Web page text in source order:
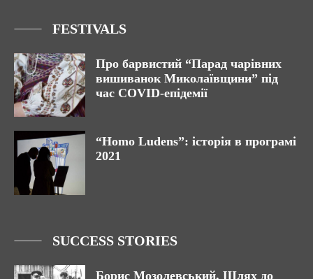
FESTIVALS
Про барвистий “Парад чарівних
вишиванок Миколаївщини” під
час COVID-епідемії
“Homo Ludens”: історія в програмі
2021
SUCCESS STORIES
Борис Мозолевський. Шлях до